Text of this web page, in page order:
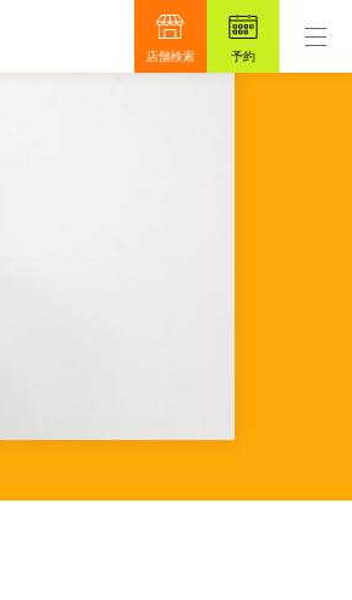
もっと真面目に、もっと安心を目指して
店舗検索 予約